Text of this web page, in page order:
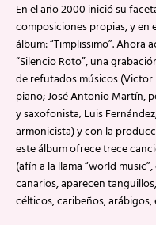
En el año 2000 inició su
composiciones propias, y
álbum: “Timplissimo”. Ahora
“Silencio Roto”, una
de refutados músicos
piano; José Antonio Martín,
y saxofonista; Luis
armonicista) y con la
este álbum ofrece trece
(afín a la llama “world
canarios, aparecen
célticos, caribeños,